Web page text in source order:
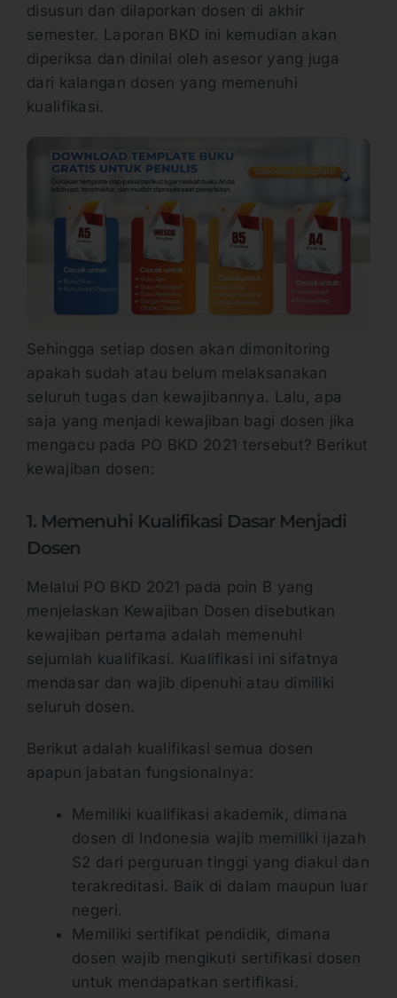
disusun dan dilaporkan dosen di akhir
semester. Laporan BKD ini kemudian akan
diperiksa dan dinilai oleh asesor yang juga
dari kalangan dosen yang memenuhi
kualifikasi.
Sehingga setiap dosen akan dimonitoring
apakah sudah atau belum melaksanakan
seluruh tugas dan kewajibannya. Lalu, apa
saja yang menjadi kewajiban bagi dosen jika
mengacu pada PO BKD 2021 tersebut? Berikut
kewajiban dosen:
1. Memenuhi Kualifikasi Dasar Menjadi
Dosen
Melalui PO BKD 2021 pada poin B yang
menjelaskan Kewajiban Dosen disebutkan
kewajiban pertama adalah memenuhi
sejumlah kualifikasi. Kualifikasi ini sifatnya
mendasar dan wajib dipenuhi atau dimiliki
seluruh dosen.
Berikut adalah kualifikasi semua dosen
apapun jabatan fungsionalnya:
Memiliki kualifikasi akademik, dimana
dosen di Indonesia wajib memiliki ijazah
S2 dari perguruan tinggi yang diakui dan
terakreditasi. Baik di dalam maupun luar
negeri.
Memiliki sertifikat pendidik, dimana
dosen wajib mengikuti sertifikasi dosen
untuk mendapatkan sertifikasi.